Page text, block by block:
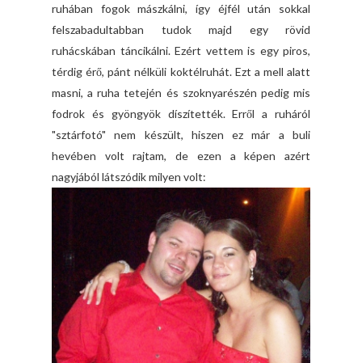
ruhában fogok mászkálni, így éjfél után sokkal
felszabadultabban tudok majd egy rövid
ruhácskában táncikálni. Ezért vettem is egy piros,
térdig érő, pánt nélküli koktélruhát. Ezt a mell alatt
masni, a ruha tetején és szoknyarészén pedig mis
fodrok és gyöngyök díszítették. Erről a ruháról
"sztárfotó" nem készült, hiszen ez már a buli
hevében volt rajtam, de ezen a képen azért
nagyjából látszódik milyen volt: